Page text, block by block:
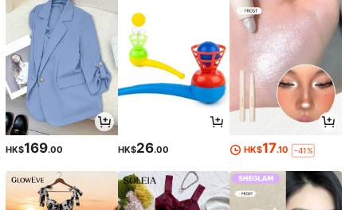
HK$169.00 HK$26.00 HK$17.10 -41%